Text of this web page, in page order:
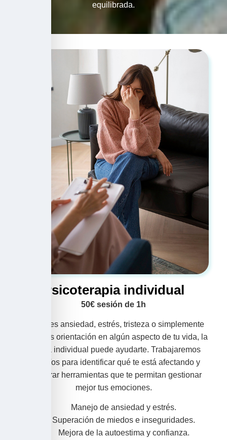
Gestionar consentimiento
cookies para almacenar y/o acceder a la información del dispositivo. El
consentimiento de estas tecnologías nos permitirá procesar datos como el
No consentir o retirar el consentimiento, puede afectar negativamente a
equilibrada.
Psicoterapia individual
50€ sesión de 1h
Si sientes ansiedad, estrés, tristeza o simplemente
necesitas orientación en algún aspecto de tu vida, la
terapia individual puede ayudarte. Trabajaremos
juntas/os para identificar qué te está afectando y
encontrar herramientas que te permitan gestionar
mejor tus emociones.
Manejo de ansiedad y estrés.
Superación de miedos e inseguridades.
Mejora de la autoestima y confianza.